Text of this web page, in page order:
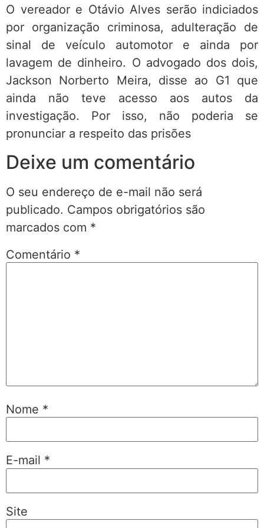
O vereador e Otávio Alves serão indiciados
por organização criminosa, adulteração de
sinal de veículo automotor e ainda por
lavagem de dinheiro. O advogado dos dois,
Jackson Norberto Meira, disse ao G1 que
ainda não teve acesso aos autos da
investigação. Por isso, não poderia se
pronunciar a respeito das prisões
Deixe um comentário
O seu endereço de e-mail não será
publicado. Campos obrigatórios são
marcados com *
Comentário *
Nome *
E-mail *
Site